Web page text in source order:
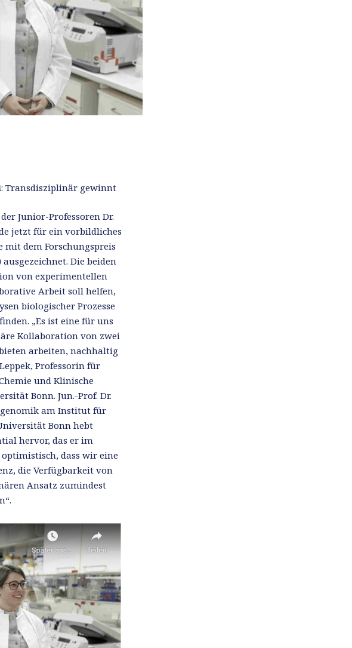
: Transdisziplinär gewinnt
Junior-Professoren Dr.
jetzt für ein vorbildliches
dem Forschungspreis
Die beiden
von experimentellen
Arbeit soll helfen,
biologischer Prozesse
„Es ist eine für uns
Kollaboration von zwei
arbeiten, nachhaltig
Professorin für
und Klinische
Bonn. Jun.-Prof. Dr.
am Institut für
Bonn hebt
hervor, das er im
dass wir eine
die Verfügbarkeit von
Ansatz zumindest